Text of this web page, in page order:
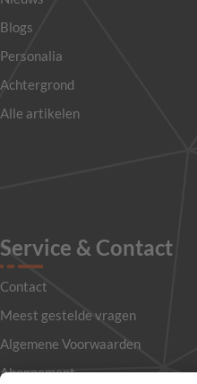
Blogs
Personalia
Achtergrond
Alle artikelen
Service & Contact
Contact
Meest gestelde vragen
Algemene Voorwaarden
Abonnement